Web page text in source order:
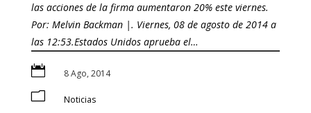
las acciones de la firma aumentaron 20% este viernes.
Por: Melvin Backman |. Viernes, 08 de agosto de 2014 a
las 12:53.Estados Unidos aprueba el…
 8 Ago, 2014
m Noticias